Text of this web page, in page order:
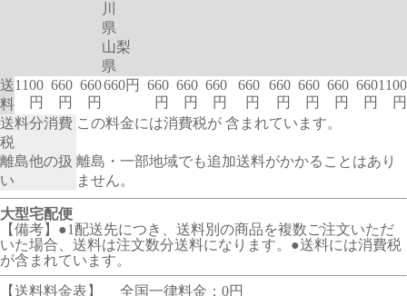
川
県
山梨
県
送
料
1100
円
660
円
660
円
660円
660
円
660
円
660
円
660
円
660
円
660
円
660
円
660
円
1100
円
送料分消費
税
この料金には消費税が 含まれています。
離島他の扱
い
離島・一部地域でも追加送料がかかることはあり
ません。
大型宅配便
【備考】●1配送先につき、送料別の商品を複数ご注文いただ
いた場合、送料は注文数分送料になります。●送料には消費税
が含まれています。
【送料料金表】
全国一律料金：0円